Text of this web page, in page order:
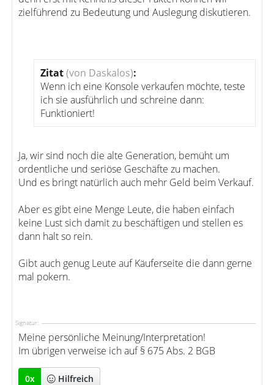
zielführend zu Bedeutung und Auslegung diskutieren.
Zitat(von Daskalos):
Wenn ich eine Konsole verkaufen möchte, teste
ich sie ausführlich und schreine dann:
Funktioniert!
Ja, wir sind noch die alte Generation, bemüht um
ordentliche und seriöse Geschäfte zu machen.
Und es bringt natürlich auch mehr Geld beim Verkauf.
Aber es gibt eine Menge Leute, die haben einfach
keine Lust sich damit zu beschäftigen und stellen es
dann halt so rein.
Gibt auch genug Leute auf Käuferseite die dann gerne
mal pokern.
Signatur:
Meine persönliche Meinung/Interpretation!
Im übrigen verweise ich auf § 675 Abs. 2 BGB
0x Hilfreich